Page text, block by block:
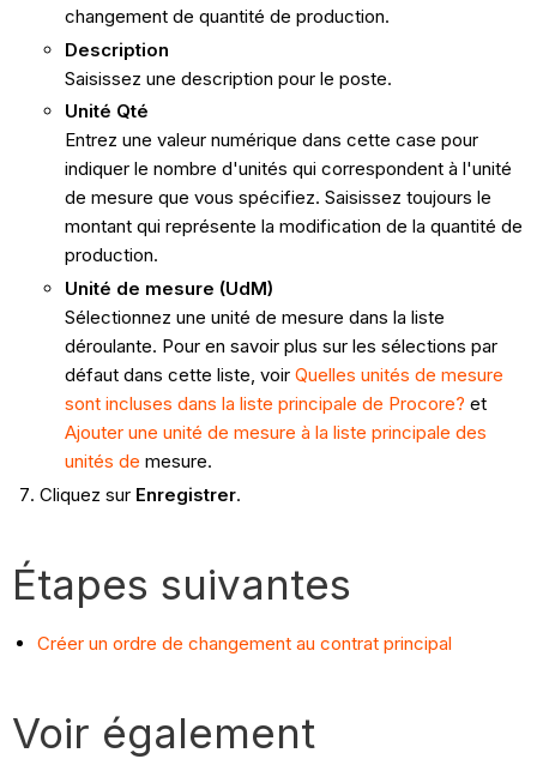
changement de quantité de production.
Description
Saisissez une description pour le poste.
Unité Qté
Entrez une valeur numérique dans cette case pour
indiquer le nombre d'unités qui correspondent à l'unité
de mesure que vous spécifiez. Saisissez toujours le
montant qui représente la modification de la quantité de
production.
Unité de mesure (UdM)
Sélectionnez une unité de mesure dans la liste
déroulante. Pour en savoir plus sur les sélections par
défaut dans cette liste, voir Quelles unités de mesure
sont incluses dans la liste principale de Procore? et
Ajouter une unité de mesure à la liste principale des
unités de mesure.
Cliquez sur Enregistrer.
Étapes suivantes
Créer un ordre de changement au contrat principal
Voir également